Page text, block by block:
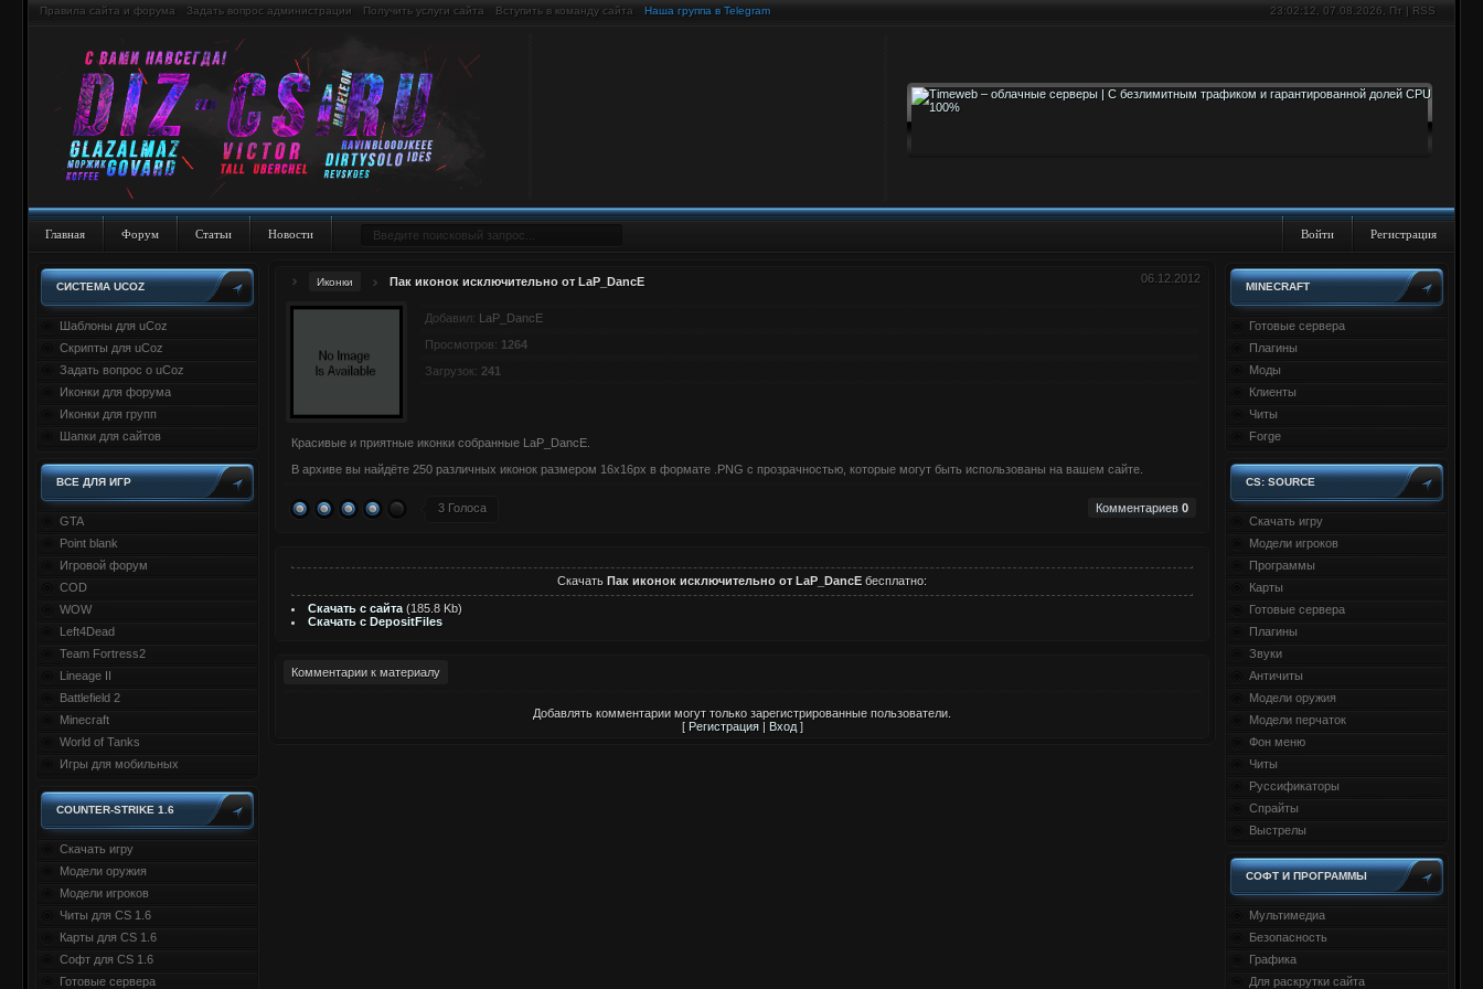
23:02:12 , 07.08.2026, Пт | RSS
Правила сайта и форума Задать вопрос администрации Получить услуги сайта Вступить в команду сайта Наша группа в Telegram
Войти Регистрация
Главная Форум Статьи Новости
MINECRAFT
Готовые сервера
Плагины
Моды
Клиенты
Читы
Forge
CS: SOURCE
Скачать игру
Модели игроков
Программы
Карты
Готовые сервера
Плагины
Звуки
Античиты
Модели оружия
Модели перчаток
Фон меню
Читы
Руссификаторы
Спрайты
Выстрелы
СОФТ И ПРОГРАММЫ
Мультимедиа
Безопасность
Графика
Для раскрутки сайта
СИСТЕМА UCOZ
Шаблоны для uCoz
Скрипты для uCoz
Задать вопрос о uCoz
Иконки для форума
Иконки для групп
Шапки для сайтов
ВСЕ ДЛЯ ИГР
GTA
Point blank
Игровой форум
COD
WOW
Left4Dead
Team Fortress2
Lineage II
Battlefield 2
Minecraft
World of Tanks
Игры для мобильных
COUNTER-STRIKE 1.6
Скачать игру
Модели оружия
Модели игроков
Читы для CS 1.6
Карты для CS 1.6
Софт для CS 1.6
Готовые сервера
06.12.2012
Иконки Пак иконок исключительно от LaP_DancE
Добавил: LaP_DancE
Просмотров: 1264
Загрузок: 241
Красивые и приятные иконки собранные LaP_DancE.
В архиве вы найдёте 250 различных иконок размером 16x16px в формате .PNG с прозрачностью, которые могут быть использованы на вашем сайте.
Комментариев 0
3 Голоса
Скачать Пак иконок исключительно от LaP_DancE бесплатно:
Скачать с сайта (185.8 Kb)
Скачать с DepositFiles
Комментарии к материалу
Добавлять комментарии могут только зарегистрированные пользователи.
[ Регистрация| Вход]